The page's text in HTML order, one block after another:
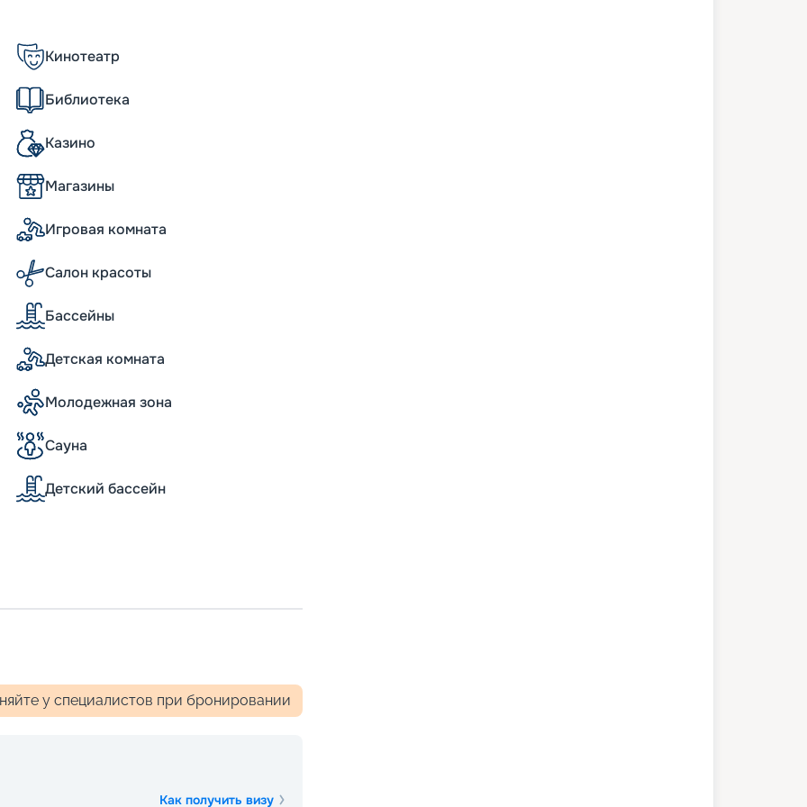
1 704 члена экипажа. Интересной
расположено над прогулочной
на экран общей площадью 480 м2. Другие
в основном ресторане по
стол». Желающие могут дополнительно
хаус, тэппаньяки и другие) и 21 бар со
Для развлечения гостей создана
включающая спортплощадки, бутики,
MSC Aurea Spa, торговый
от экскурсий в новых городах. Для
инфраструктура с участием
Европы, на португальском и
Вы можете купить путевку онлайн –
теплохода, схемы палуб, описание
Кинотеатр
Библиотека
Казино
Магазины
Игровая комната
Салон красоты
Бассейны
Детская комната
Молодежная зона
Сауна
Детский бассейн
у специалистов при бронировании
Как получить визу